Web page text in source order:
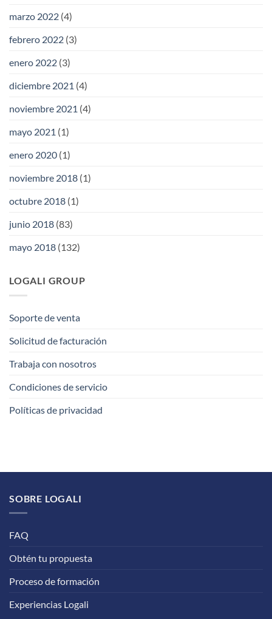
marzo 2022 (4)
febrero 2022 (3)
enero 2022 (3)
diciembre 2021 (4)
noviembre 2021 (4)
mayo 2021 (1)
enero 2020 (1)
noviembre 2018 (1)
octubre 2018 (1)
junio 2018 (83)
mayo 2018 (132)
LOGALI GROUP
Soporte de venta
Solicitud de facturación
Trabaja con nosotros
Condiciones de servicio
Políticas de privacidad
SOBRE LOGALI
FAQ
Obtén tu propuesta
Proceso de formación
Experiencias Logali